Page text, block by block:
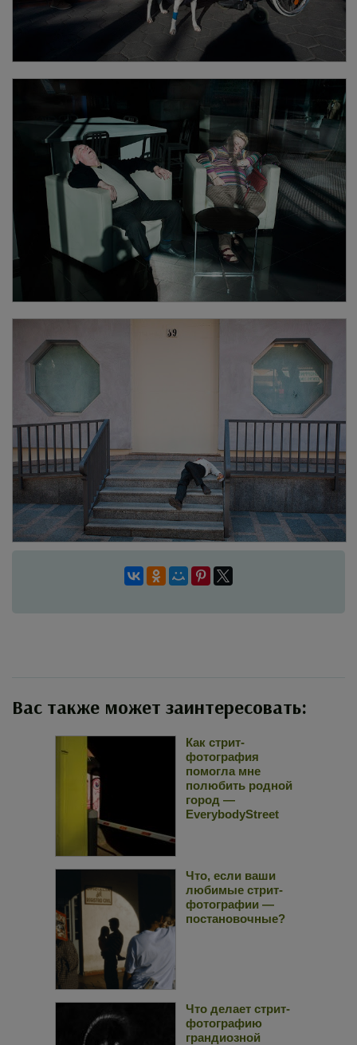
Вас также может заинтересовать:
Как стрит-
фотография
помогла мне
полюбить родной
город —
EverybodyStreet
Что, если ваши
любимые стрит-
фотографии —
постановочные?
Что делает стрит-
фотографию
грандиозной